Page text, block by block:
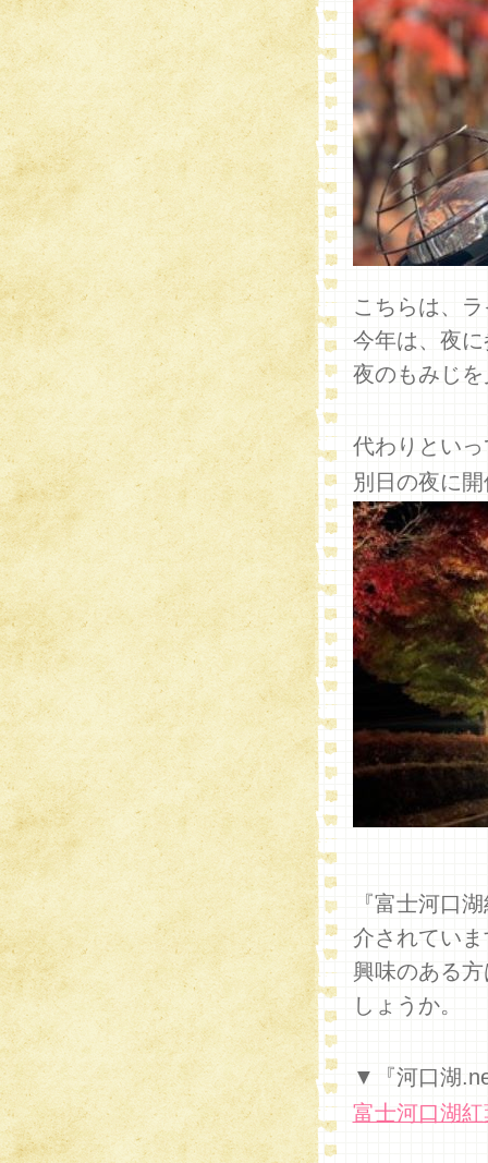
こちらは、
今年は、夜
夜のもみじ
代わりとい
別日の夜に
『富士河口
介されてい
興味のある
しょうか。
▼『河口湖
富士河口湖